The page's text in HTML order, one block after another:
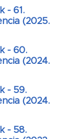
- 61.
(2025.
- 60.
(2024.
- 59.
(2024.
- 58.